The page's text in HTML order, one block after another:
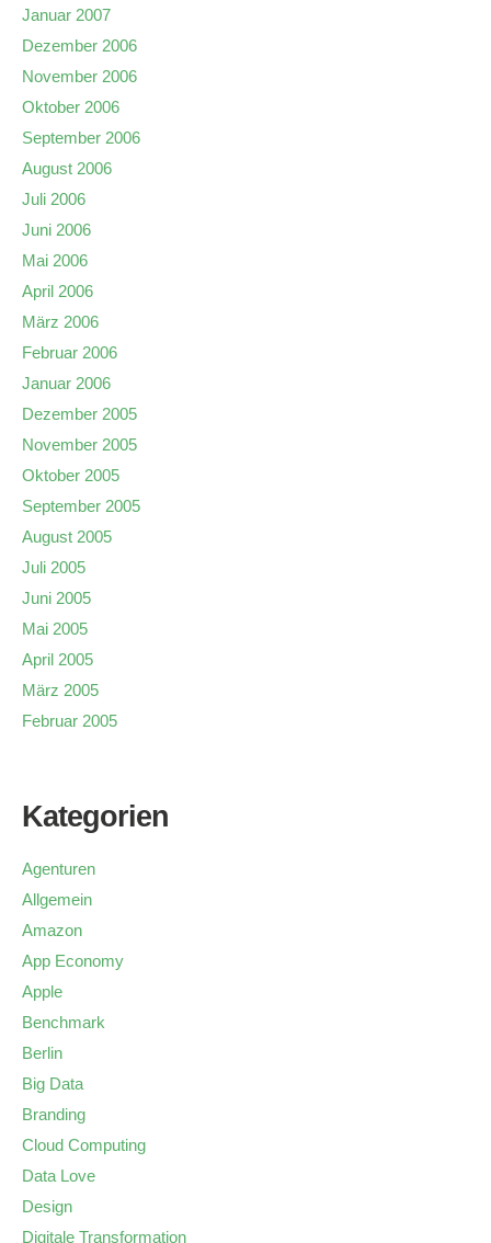
Januar 2007
Dezember 2006
November 2006
Oktober 2006
September 2006
August 2006
Juli 2006
Juni 2006
Mai 2006
April 2006
März 2006
Februar 2006
Januar 2006
Dezember 2005
November 2005
Oktober 2005
September 2005
August 2005
Juli 2005
Juni 2005
Mai 2005
April 2005
März 2005
Februar 2005
Kategorien
Agenturen
Allgemein
Amazon
App Economy
Apple
Benchmark
Berlin
Big Data
Branding
Cloud Computing
Data Love
Design
Digitale Transformation